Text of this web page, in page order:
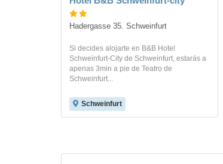
Hadergasse 35. Schweinfurt
Si decides alojarte en B&B Hotel
Schweinfurt-City de Schweinfurt, estarás a
apenas 3min a pie de Teatro de
Schweinfurt...
Schweinfurt